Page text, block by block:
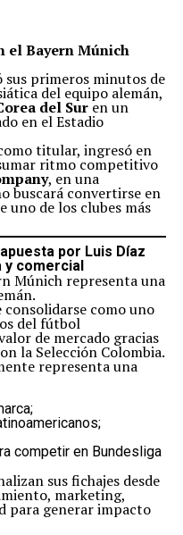
el Bayern Múnich
primeros minutos de
del equipo alemán,
del Suren un
en el Estadio
titular, ingresó en
ritmo competitivo
, en una
buscará convertirse en
de los clubes más
por Luis Díaz
comercial
Múnich representa una
como uno
del fútbol
de mercado gracias
la Selección Colombia.
representa una
competir en Bundesliga
sus fichajes desde
marketing,
para generar impacto